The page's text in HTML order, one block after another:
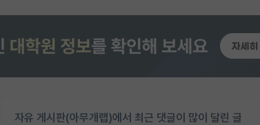
자유 게시판(아무개랩)에서 최근 댓글이 많이 달린 글